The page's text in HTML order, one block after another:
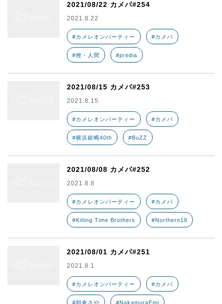
2021/08/22 カメパ#254
2021.8.22
#カメレオンパーティー #カメパ
#挫・人間 #predia
2021/08/15 カメパ#253
2021.8.15
#カメレオンパーティー #カメパ
#横浜銀蝿40th #BuZZ
2021/08/08 カメパ#252
2021.8.8
#カメレオンパーティー #カメパ
#Killing Time Brothers #Northern19
2021/08/01 カメパ#251
2021.8.1
#カメレオンパーティー #カメパ
#朝倉さや #NakamuraEmi